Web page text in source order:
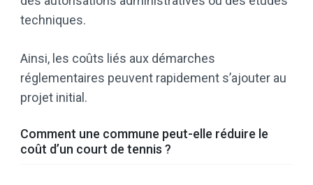
techniques.
Ainsi, les coûts liés aux démarches
réglementaires peuvent rapidement s’ajouter au
projet initial.
Comment une commune peut-elle réduire le
coût d’un court de tennis ?